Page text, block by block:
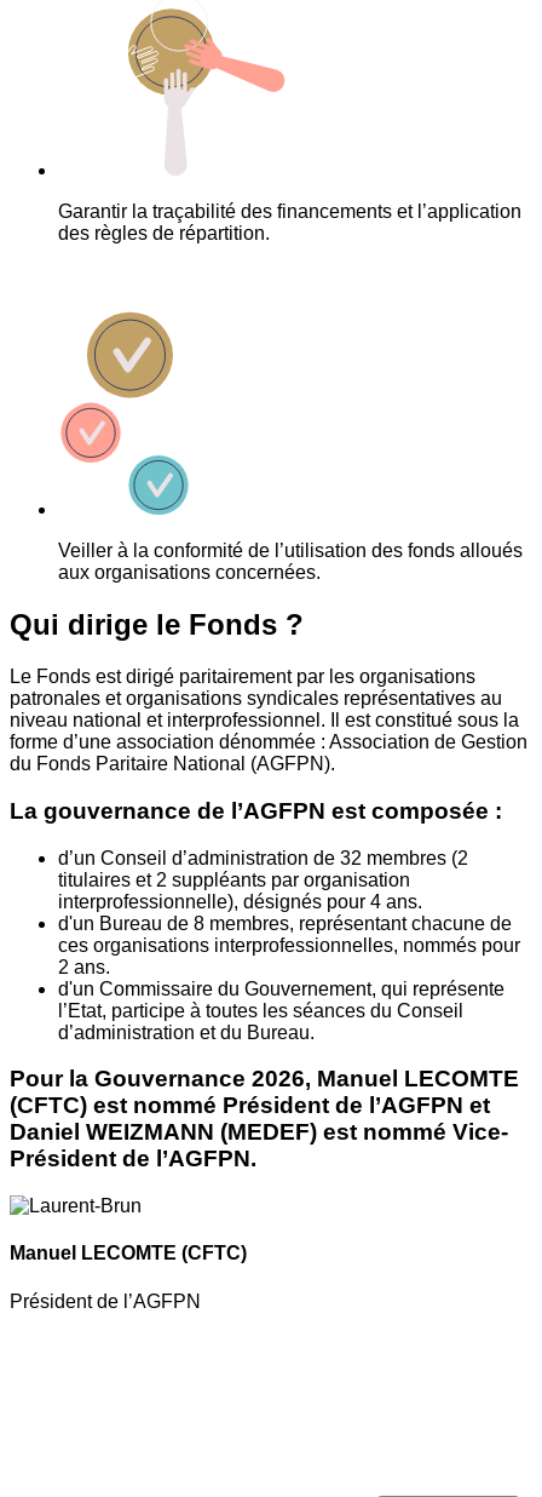
Garantir la traçabilité des financements et l’application
des règles de répartition.
Veiller à la conformité de l’utilisation des fonds alloués
aux organisations concernées.
Qui dirige le Fonds ?
Le Fonds est dirigé paritairement par les organisations
patronales et organisations syndicales représentatives au
niveau national et interprofessionnel. Il est constitué sous la
forme d’une association dénommée : Association de Gestion
du Fonds Paritaire National (AGFPN).
La gouvernance de l’AGFPN est composée :
d’un Conseil d’administration de 32 membres (2
titulaires et 2 suppléants par organisation
interprofessionnelle), désignés pour 4 ans.
d'un Bureau de 8 membres, représentant chacune de
ces organisations interprofessionnelles, nommés pour
2 ans.
d'un Commissaire du Gouvernement, qui représente
l’Etat, participe à toutes les séances du Conseil
d’administration et du Bureau.
Pour la Gouvernance 2026, Manuel LECOMTE
(CFTC) est nommé Président de l’AGFPN et
Daniel WEIZMANN (MEDEF) est nommé Vice-
Président de l’AGFPN.
Manuel LECOMTE (CFTC)
Président de l’AGFPN